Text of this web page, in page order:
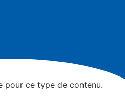
pour ce type de contenu.